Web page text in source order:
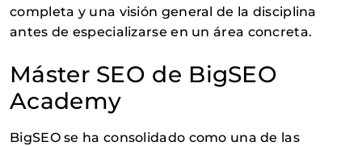
completa y una visión general de la disciplina
antes de especializarse en un área concreta.
Máster SEO de BigSEO
Academy
BigSEO se ha consolidado como una de las